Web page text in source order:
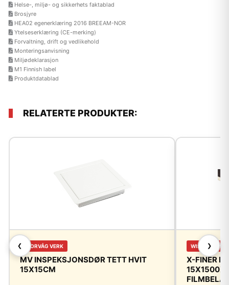
Helse-, miljø- og sikkerhets faktablad
Brosjyre
HEA02 egenerklæring 2016 BREEAM-NOR
Ytelseserklæring (CE-merking)
Forvaltning, drift og vedlikehold
Monteringsanvisning
Miljødeklarasjon
M1 Finnish label
Produktdatablad
RELATERTE PRODUKTER:
❮ FLORVÅG VERK
MV INSPEKSJONSDØR TETT HVIT
15X15CM
WISA WIRE
X-FINER
❯